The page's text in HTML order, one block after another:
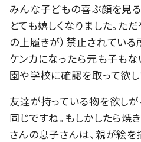
みんな子どもの喜ぶ顔を見
とても嬉しくなりました。た
の上履きが）禁止されている
ケンカになったら元も子もな
園や学校に確認を取って欲し
友達が持っている物を欲し
同じですね。もしかしたら焼
さんの息子さんは、親が絵